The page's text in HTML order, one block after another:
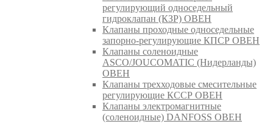
регулирующий односедельный
гидроклапан (КЗР) ОВЕН
Клапаны проходные односедельные
запорно-регулирующие КПСР ОВЕН
Клапаны соленоидные
ASCO/JOUCOMATIC (Нидерланды)
ОВЕН
Клапаны трехходовые смесительные
регулирующие КССР ОВЕН
Клапаны электромагнитные
(соленоидные) DANFOSS ОВЕН